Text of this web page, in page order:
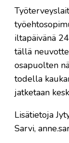
iltapäivänä
tällä
osapuolten
todella
jatketaan
Lisätietoja
Sarvi,